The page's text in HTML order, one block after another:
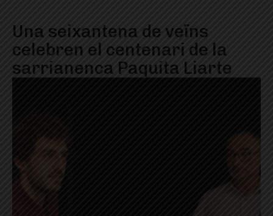
Una seixantena de veïns
celebren el centenari de la
sarrianenca Paquita Liarte